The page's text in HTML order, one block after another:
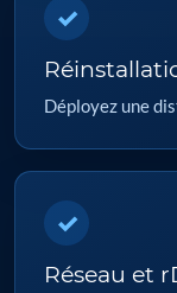
✓
Déployez une
✓
Réseau et